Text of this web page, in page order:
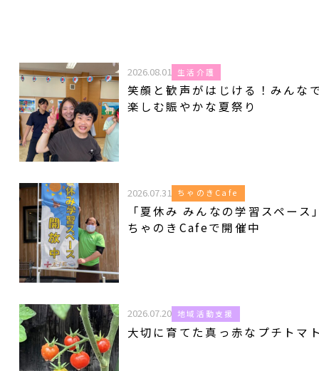
2026.08.01 生活介護
笑顔と歓声がはじける！みんな
楽しむ賑やかな夏祭り
2026.07.31 ちゃのきCafe
「夏休み みんなの学習スペース
ちゃのきCafeで開催中
2026.07.20 地域活動支援
大切に育てた真っ赤なプチトマ